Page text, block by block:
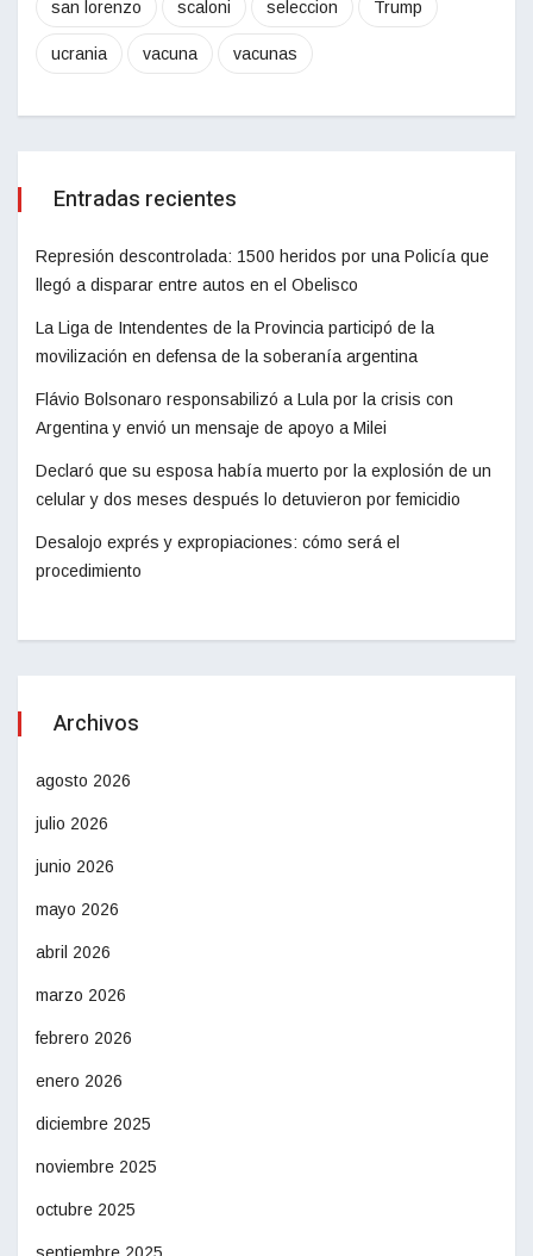
san lorenzo scaloni seleccion Trump
ucrania vacuna vacunas
Entradas recientes
Represión descontrolada: 1500 heridos por una Policía que
llegó a disparar entre autos en el Obelisco
La Liga de Intendentes de la Provincia participó de la
movilización en defensa de la soberanía argentina
Flávio Bolsonaro responsabilizó a Lula por la crisis con
Argentina y envió un mensaje de apoyo a Milei
Declaró que su esposa había muerto por la explosión de un
celular y dos meses después lo detuvieron por femicidio
Desalojo exprés y expropiaciones: cómo será el
procedimiento
Archivos
agosto 2026
julio 2026
junio 2026
mayo 2026
abril 2026
marzo 2026
febrero 2026
enero 2026
diciembre 2025
noviembre 2025
octubre 2025